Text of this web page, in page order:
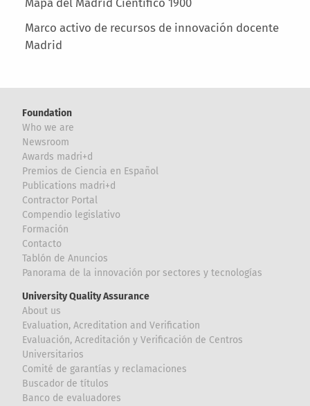
Mapa del Madrid Científico 1900
Marco activo de recursos de innovación docente
Madrid
Foundation
Who we are
Newsroom
Awards madri+d
Premios de Ciencia en Español
Publications madri+d
Contractor Portal
Compendio legislativo
Formación
Contacto
Tablón de Anuncios
Panorama de la innovación por sectores y tecnologías
University Quality Assurance
About us
Evaluation, Acreditation and Verification
Evaluación, Acreditación y Verificación de Centros
Universitarios
Comité de garantías y reclamaciones
Buscador de títulos
Banco de evaluadores